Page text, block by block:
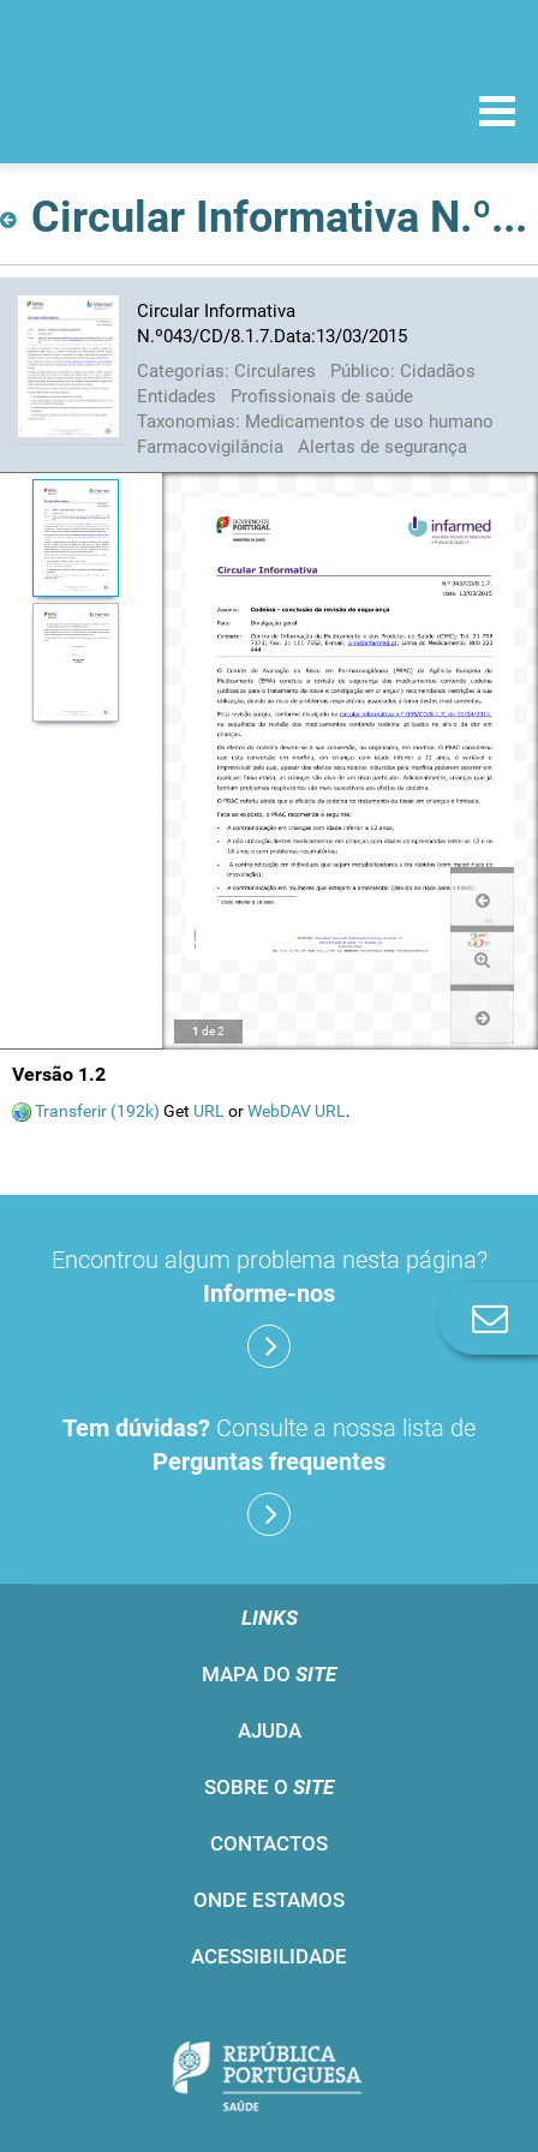
Circular Informativa N.º043/CD/8.1.7.Data:13/03/2015
Circular Informativa
N.º043/CD/8.1.7.Data:13/03/2015
Categorias: Circulares Público: Cidadãos
Entidades
Profissionais de saúde
Taxonomias: Medicamentos de uso humano
Farmacovigilância
Alertas de segurança
1 de2
Versão 1.2
Transferir (192k) Get URL orWebDAV URL .
Encontrou algum problema nesta página?
Informe-nos
Tem dúvidas? Consulte a nossa lista de
Perguntas frequentes
LINKS
MAPA DO SITE
AJUDA
SOBRE O SITE
CONTACTOS
ONDE ESTAMOS
ACESSIBILIDADE